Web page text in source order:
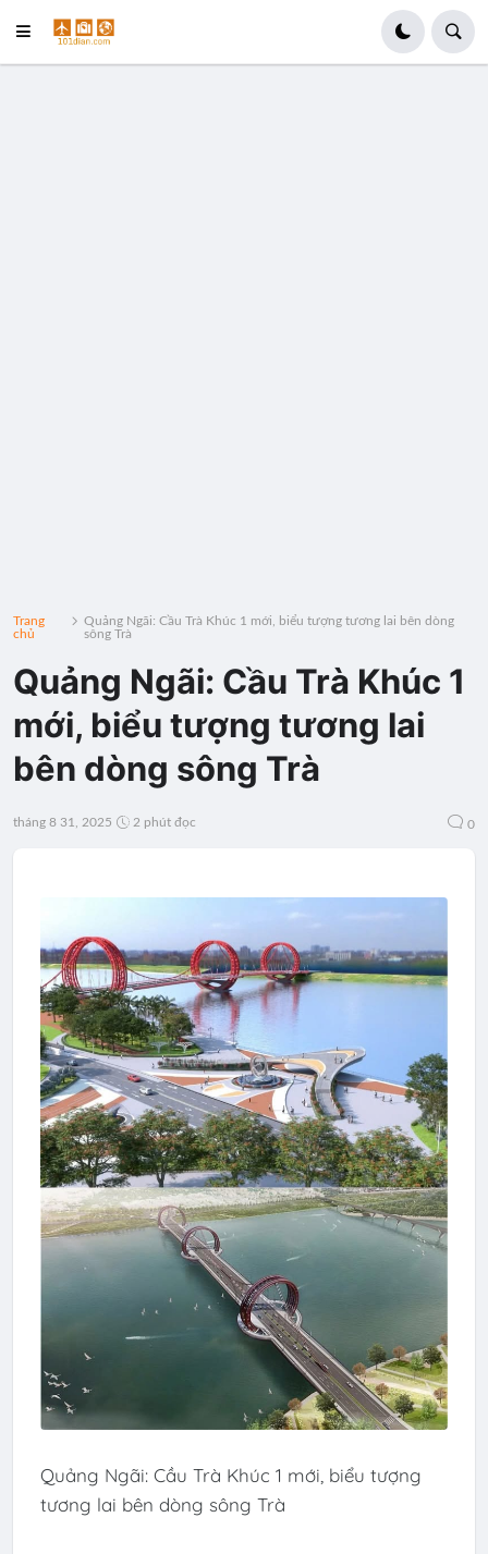
Trang
chủ
Quảng Ngãi: Cầu Trà Khúc 1 mới, biểu tượng tương lai bên dòng
sông Trà
Quảng Ngãi: Cầu Trà Khúc 1
mới, biểu tượng tương lai
bên dòng sông Trà
tháng 8 31, 2025 2 phút đọc 0
Quảng Ngãi: Cầu Trà Khúc 1 mới, biểu tượng
tương lai bên dòng sông Trà